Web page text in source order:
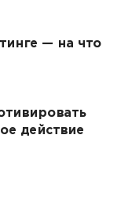
— на что
действие